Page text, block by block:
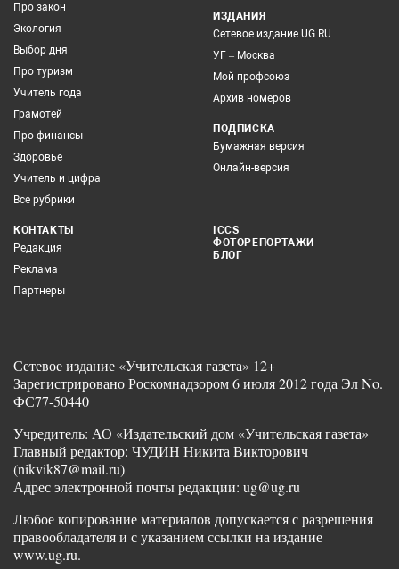
Про закон
Экология
Выбор дня
Про туризм
Учитель года
Грамотей
Про финансы
Здоровье
Учитель и цифра
Все рубрики
ИЗДАНИЯ
Сетевое издание UG.RU
УГ – Москва
Мой профсоюз
Архив номеров
ПОДПИСКА
Бумажная версия
Онлайн-версия
КОНТАКТЫ
Редакция
Реклама
Партнеры
ICCS
ФОТОРЕПОРТАЖИ
БЛОГ
Сетевое издание «Учительская газета» 12+
Зарегистрировано Роскомнадзором 6 июля 2012 года Эл No.
ФС77-50440
Учредитель: АО «Издательский дом «Учительская газета»
Главный редактор: ЧУДИН Никита Викторович
(nikvik87@mail.ru)
Адрес электронной почты редакции: ug@ug.ru
Любое копирование материалов допускается с разрешения
правообладателя и с указанием ссылки на издание
www.ug.ru.